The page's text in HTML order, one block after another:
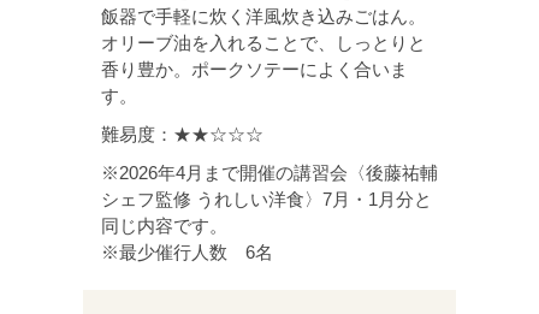
飯器で手軽に炊く洋風炊き込みごはん。
オリーブ油を入れることで、しっとりと
香り豊か。ポークソテーによく合いま
す。
難易度：★★☆☆☆
※2026年4月まで開催の講習会〈後藤祐輔
シェフ監修 うれしい洋食〉7月・1月分と
同じ内容です。
※最少催行人数 6名